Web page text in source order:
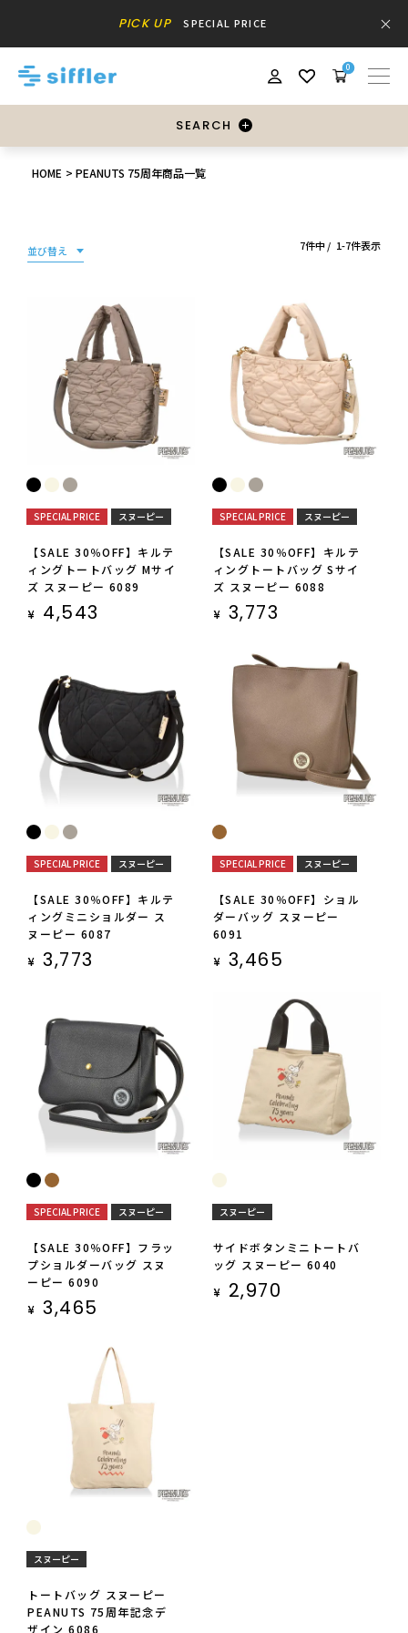
PICK UP SPECIAL PRICE
0
SEARCH
HOME PEANUTS 75周年商品一覧
並び替え 7件中 1-7件表示
SPECIAL PRICE スヌーピー
【SALE 30％OFF】キルテ
ィングトートバッグ Mサイ
ズ スヌーピー 6089
¥ 4,543
SPECIAL PRICE スヌーピー
【SALE 30％OFF】キルテ
ィングトートバッグ Sサイ
ズ スヌーピー 6088
¥ 3,773
SPECIAL PRICE スヌーピー
【SALE 30％OFF】キルテ
ィングミニショルダー ス
ヌーピー 6087
¥ 3,773
SPECIAL PRICE スヌーピー
【SALE 30％OFF】ショル
ダーバッグ スヌーピー
6091
¥ 3,465
SPECIAL PRICE スヌーピー
【SALE 30％OFF】フラッ
プショルダーバッグ スヌ
ーピー 6090
¥ 3,465
スヌーピー
サイドボタンミニトートバ
ッグ スヌーピー 6040
¥ 2,970
スヌーピー
トートバッグ スヌーピー
PEANUTS 75周年記念デ
ザイン 6086